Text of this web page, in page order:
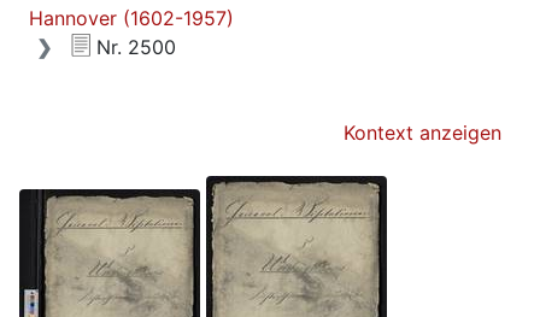
Hannover (1602-1957)
Nr. 2500
Kontext anzeigen